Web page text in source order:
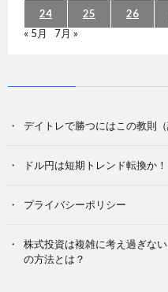
24 25 26
« 5月
7月 »
デイトレで勝つにはこの教則
ドル円は短期トレンド転換か
プライバシーポリシー
株式投資は複雑に考え過ぎな
の方法とは？